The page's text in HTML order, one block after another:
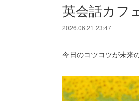
英会話カフ
2026.06.21 23:47
今日のコツコツが未来